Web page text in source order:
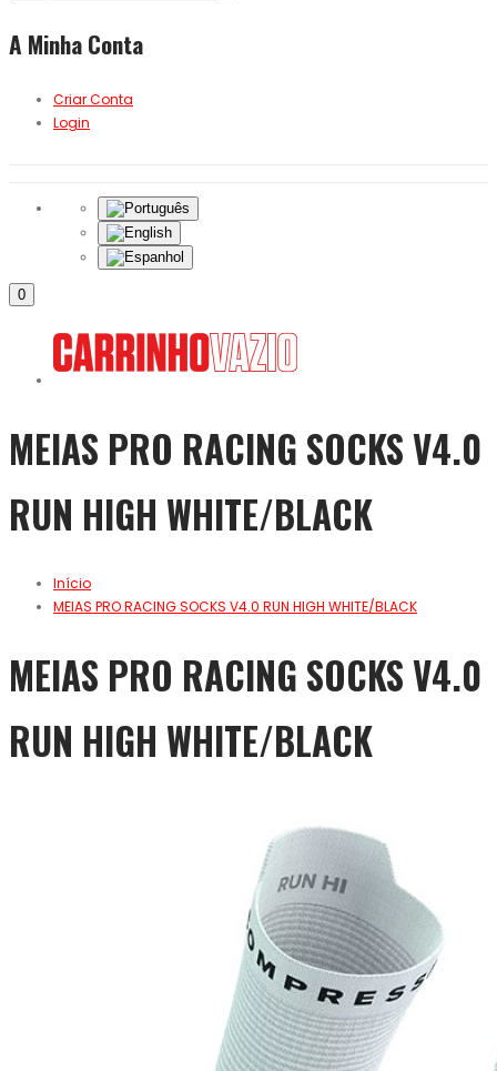
A Minha Conta
Criar Conta
Login
0
MEIAS PRO RACING SOCKS V4.0
RUN HIGH WHITE/BLACK
Início
MEIAS PRO RACING SOCKS V4.0 RUN HIGH WHITE/BLACK
MEIAS PRO RACING SOCKS V4.0
RUN HIGH WHITE/BLACK